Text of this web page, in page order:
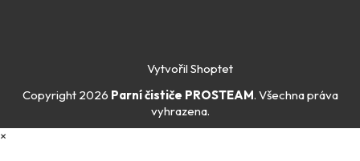
Vytvořil Shoptet
Copyright 2026 Parní čističe PROSTEAM. Všechna práva
vyhrazena.
×